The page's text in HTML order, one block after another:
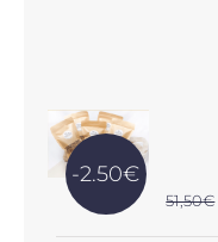
-2.50€
51,50€